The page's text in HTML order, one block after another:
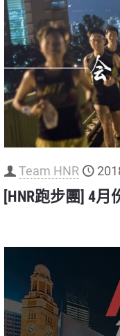
Team HNR
[HNR跑步團] 4